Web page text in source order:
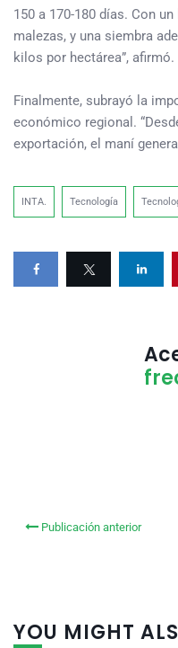
150 a 170-180 días. Con
malezas, y una siembra
kilos por hectárea”, afirmó.
Finalmente, subrayó la
económico regional.
exportación, el maní
INTA. Tecnología
Publicación anterior
YOU MIGHT